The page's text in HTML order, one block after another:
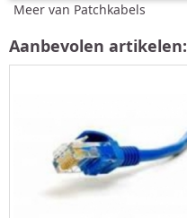
Meer van Patchkabels
Aanbevolen artikelen: